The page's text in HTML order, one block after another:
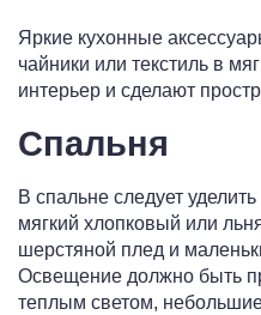
Яркие кухонные
чайники или текстиль в
интерьер и сделают
Спальня
В спальне следует
мягкий хлопковый или
шерстяной плед и
Освещение должно быть
теплым светом,